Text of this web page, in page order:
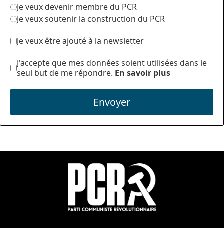
Je veux devenir membre du PCR
Je veux soutenir la construction du PCR
Je veux être ajouté à la newsletter
J'accepte que mes données soient utilisées dans le
seul but de me répondre. En savoir plus
Envoyer